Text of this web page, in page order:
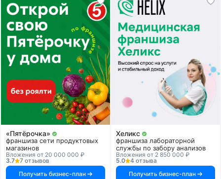
«Пятёрочка»
франшиза сети продуктовых
магазинов
Вложения от 20 000 000 ₽
3.7
7 отзывов
Получить бизнес-план
Хеликс
франшиза лабораторной
службы по забору анализов
Вложения от 2 850 000 ₽
5.0
4 отзыва
Получить бизнес-план